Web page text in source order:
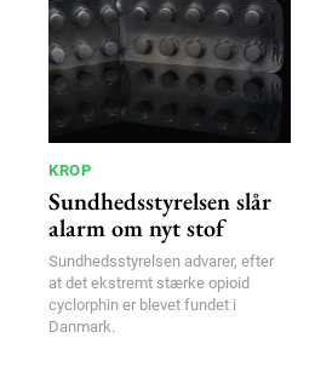
KROP
Sundhedsstyrelsen slår
alarm om nyt stof
Sundhedsstyrelsen advarer, efter
at det ekstremt stærke opioid
cyclorphin er blevet fundet i
Danmark.